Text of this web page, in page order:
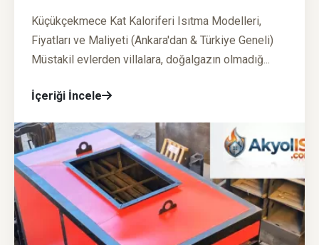
Küçükçekmece Kat Kaloriferi Isıtma Modelleri,
Fiyatları ve Maliyeti (Ankara'dan & Türkiye Geneli)
Müstakil evlerden villalara, doğalgazın olmadığ...
İçeriği İncele